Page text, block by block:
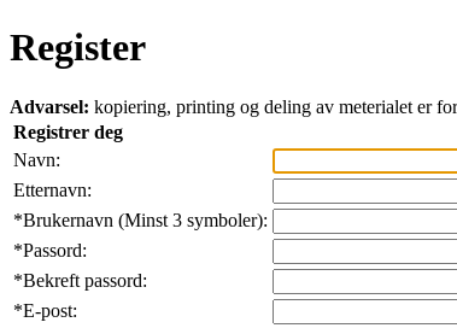
Register
Advarsel: kopiering, printing og deling av meterialet er
Registrer deg
Navn:
Etternavn:
*Brukernavn (Minst 3 symboler):
*Passord:
*Bekreft passord:
*E-post: